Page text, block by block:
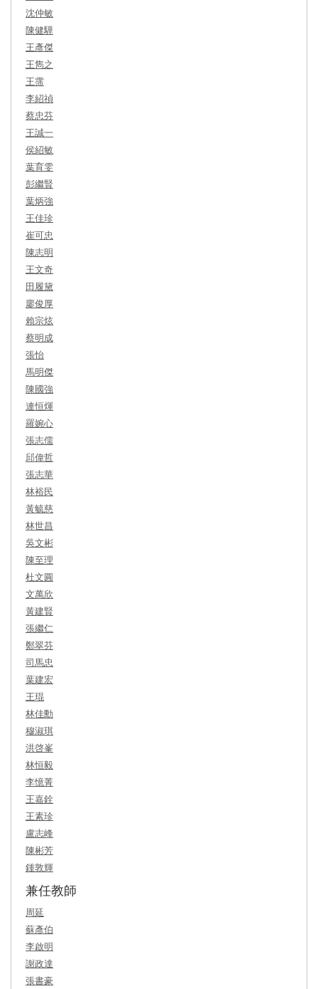
沈仲敏
陳健驊
王彥傑
王雋之
王霈
李紹禎
蔡忠芬
王誠一
侯紹敏
葉育雯
彭繼賢
葉炳強
王佳珍
崔可忠
陳志明
王文奇
田履黛
廖俊厚
賴宗炫
蔡明成
張怡
馬明傑
陳國強
連恒煇
羅婉心
張志儒
邱偉哲
張志華
林裕民
黃毓慈
林世昌
吳文彬
陳至理
杜文圓
文萬欣
黃建賢
張繼仁
鄭翠芬
司馬忠
葉建宏
王琨
林佳勳
穆淑琪
洪啓峯
林恒毅
李憶菁
王嘉銓
王素珍
盧志峰
陳彬芳
鍾敦輝
兼任教師
周延
蘇彥伯
李啟明
謝政達
張書豪